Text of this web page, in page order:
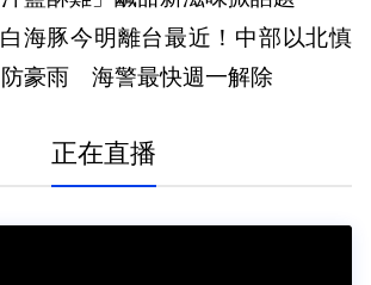
白海豚今明離台最近！中部以北慎
防豪雨 海警最快週一解除
正在直播